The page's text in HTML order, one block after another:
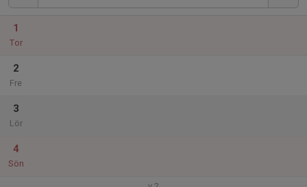
1
Tor
2
Fre
3
Lör
4
Sön